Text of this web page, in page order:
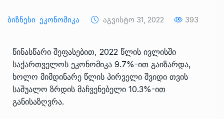
Ბიზნესი Ეკონომიკა Აგვისტო 31, 2022 393
წინასწარი შეფასებით, 2022 წლის ივლისში
საქართველოს ეკონომიკა 9.7%-ით გაიზარდა,
ხოლო მიმდინარე წლის პირველი შვიდი თვის
საშუალო ზრდის მაჩვენებელი 10.3%-ით
განისაზღვრა.